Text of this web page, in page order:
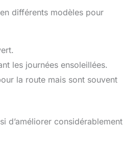
différents modèles pour
les journées ensoleillées.
la route mais sont souvent
d’améliorer considérablement